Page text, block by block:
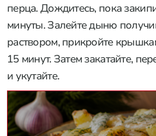
перца. Дождитесь, пока
минуты. Залейте дыню
раствором, прикройте
15 минут. Затем закатайте,
и укутайте.